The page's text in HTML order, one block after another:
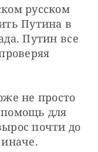
русском
Путина в
Путин все
не просто
для
почти до